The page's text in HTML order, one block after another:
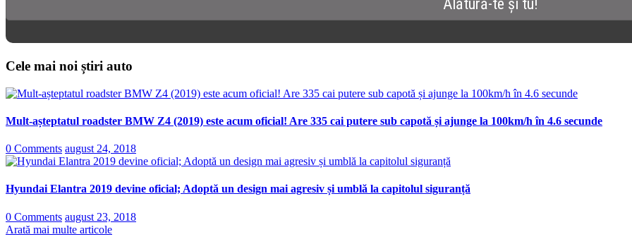
Cele mai noi știri auto
Mult-așteptatul roadster BMW Z4 (2019) este acum oficial! Are 335 cai putere sub capotă și ajunge la 100km/h în 4.6 secunde
0 Comments august 24, 2018
Hyundai Elantra 2019 devine oficial; Adoptă un design mai agresiv și umblă la capitolul siguranță
0 Comments august 23, 2018
Arată mai multe articole